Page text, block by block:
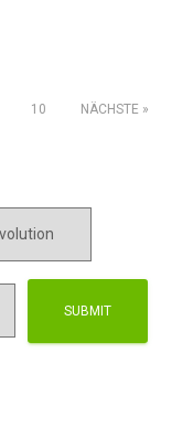
10 NÄCHSTE